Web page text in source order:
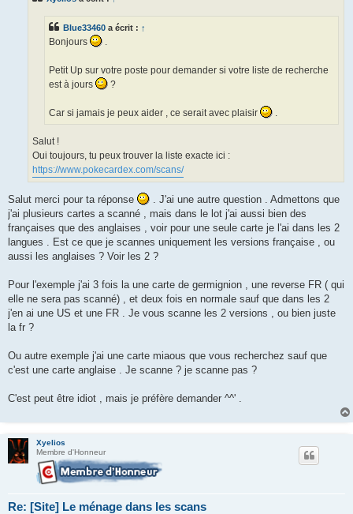
Blue33460 a écrit : ↑
Bonjours .
Petit Up sur votre poste pour demander si votre liste de recherche
est à jours
?
Car si jamais je peux aider , ce serait avec plaisir .
Salut !
Oui toujours, tu peux trouver la liste exacte ici :
https://www.pokecardex.com/scans/
Salut merci pour ta réponse
. J'ai une autre question . Admettons que
j'ai plusieurs cartes a scanné , mais dans le lot j'ai aussi bien des
françaises que des anglaises , voir pour une seule carte je l'ai dans les 2
langues . Est ce que je scannes uniquement les versions française , ou
aussi les anglaises ? Voir les 2 ?
Pour l'exemple j'ai 3 fois la une carte de germignion , une reverse FR ( qui
elle ne sera pas scanné) , et deux fois en normale sauf que dans les 2
j'en ai une US et une FR . Je vous scanne les 2 versions , ou bien juste
la fr ?
Ou autre exemple j'ai une carte miaous que vous recherchez sauf que
c'est une carte anglaise . Je scanne ? je scanne pas ?
C'est peut être idiot , mais je préfère demander ^^' .
Xyelios
Membre d'Honneur
Re: [Site] Le ménage dans les scans